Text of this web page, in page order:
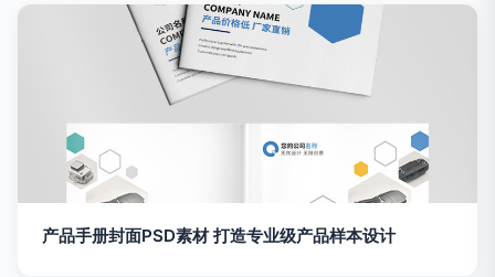
产品手册封面PSD素材 打造专业级产品样本设计